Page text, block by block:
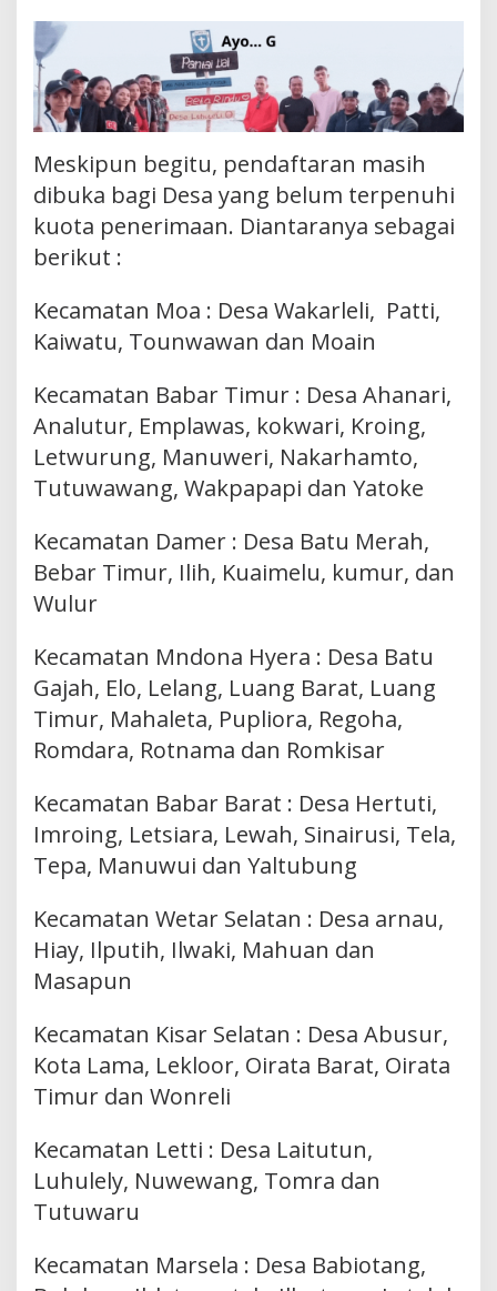
Meskipun begitu, pendaftaran masih
dibuka bagi Desa yang belum terpenuhi
kuota penerimaan. Diantaranya sebagai
berikut :
Kecamatan Moa : Desa Wakarleli, Patti,
Kaiwatu, Tounwawan dan Moain
Kecamatan Babar Timur : Desa Ahanari,
Analutur, Emplawas, kokwari, Kroing,
Letwurung, Manuweri, Nakarhamto,
Tutuwawang, Wakpapapi dan Yatoke
Kecamatan Damer : Desa Batu Merah,
Bebar Timur, Ilih, Kuaimelu, kumur, dan
Wulur
Kecamatan Mndona Hyera : Desa Batu
Gajah, Elo, Lelang, Luang Barat, Luang
Timur, Mahaleta, Pupliora, Regoha,
Romdara, Rotnama dan Romkisar
Kecamatan Babar Barat : Desa Hertuti,
Imroing, Letsiara, Lewah, Sinairusi, Tela,
Tepa, Manuwui dan Yaltubung
Kecamatan Wetar Selatan : Desa arnau,
Hiay, Ilputih, Ilwaki, Mahuan dan
Masapun
Kecamatan Kisar Selatan : Desa Abusur,
Kota Lama, Lekloor, Oirata Barat, Oirata
Timur dan Wonreli
Kecamatan Letti : Desa Laitutun,
Luhulely, Nuwewang, Tomra dan
Tutuwaru
Kecamatan Marsela : Desa Babiotang,